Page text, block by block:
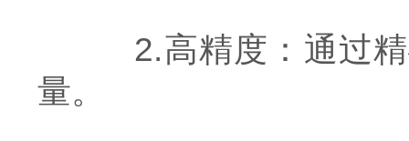
2.高精度：通过精
量。